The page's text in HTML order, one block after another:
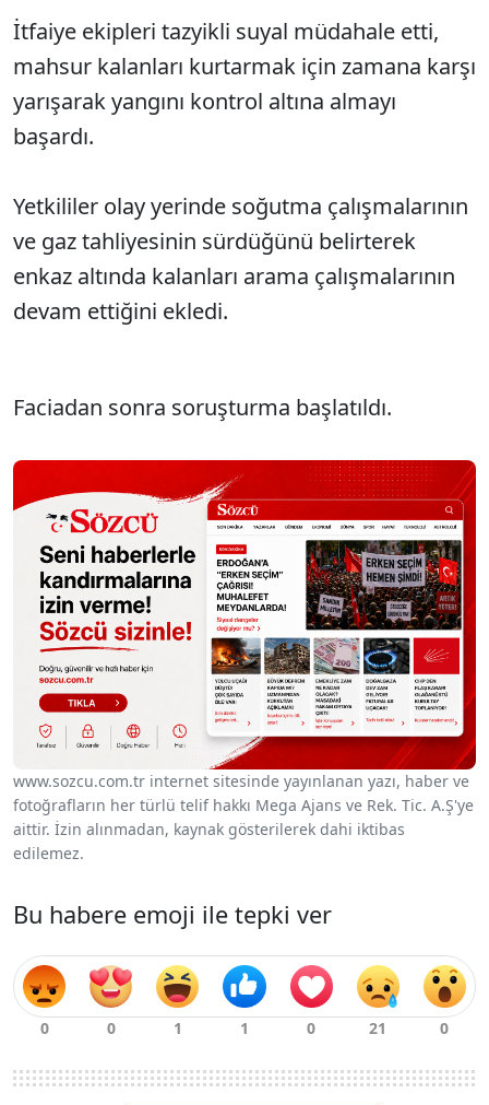
İtfaiye ekipleri tazyikli suyal müdahale etti,
mahsur kalanları kurtarmak için zamana karşı
yarışarak yangını kontrol altına almayı
başardı.
Yetkililer olay yerinde soğutma çalışmalarının
ve gaz tahliyesinin sürdüğünü belirterek
enkaz altında kalanları arama çalışmalarının
devam ettiğini ekledi.
Faciadan sonra soruşturma başlatıldı.
www.sozcu.com.tr internet sitesinde yayınlanan yazı, haber ve
fotoğrafların her türlü telif hakkı Mega Ajans ve Rek. Tic. A.Ş'ye
aittir. İzin alınmadan, kaynak gösterilerek dahi iktibas
edilemez.
Bu habere emoji ile tepki ver